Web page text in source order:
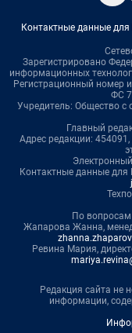
Контактные данные
Зарегистрировано
информационных
Регистрационный номер
ФС
Учредитель: Общество с
Главный
Адрес редакции: 454091,
Контактные данные для
По вопросам
Жапарова Жанна,
Ревина Мария,
Редакция сайта не
информации,